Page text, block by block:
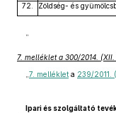
72.
Zöldség- és
”
7. melléklet a 300/2014.
7. melléklet a 239/2011.
Ipari és szolgáltató